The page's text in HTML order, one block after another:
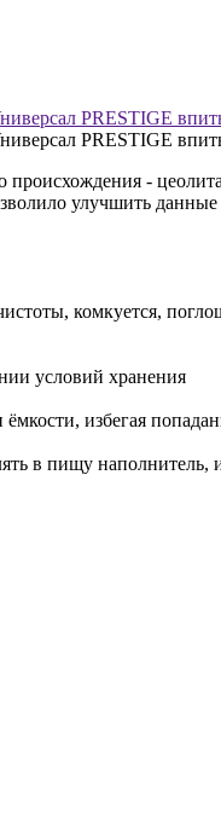
-
улучшить
комкуется,
условий хранения
избегая
в пищу наполнитель,